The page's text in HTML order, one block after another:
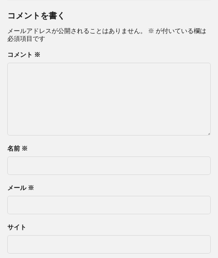
コメントを書く
メールアドレスが公開されることはありません。 ※ が付いている欄は
必須項目です
コメント ※
名前 ※
メール ※
サイト